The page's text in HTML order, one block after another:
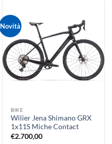
Novità
BIKE
Wilier Jena Shimano GRX
1x11S Miche Contact
€2.700,00